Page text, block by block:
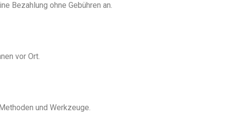
Bezahlung ohne Gebühren an.
vor Ort.
und Werkzeuge.